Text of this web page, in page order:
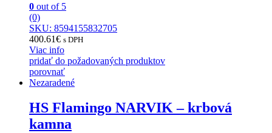
0 out of 5
(0)
SKU: 8594155832705
400.61€ s DPH
Viac info
pridať do požadovaných produktov
porovnať
Nezaradené
HS Flamingo NARVIK – krbová
kamna